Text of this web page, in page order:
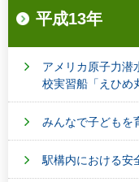
平成13年
アメリカ原子力潜
校実習船「えひめ
みんなで子どもを
駅構内における安